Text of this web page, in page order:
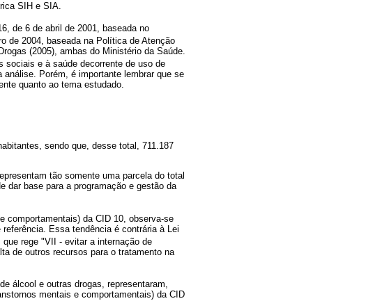
SIH e SIA.
de 6 de abril de 2001, baseada no
de 2004, baseada na Política de Atenção
(2005), ambas do Ministério da Saúde.
sociais e à saúde decorrente de uso de
Porém, é importante lembrar que se
quanto ao tema estudado.
sendo que, desse total, 711.187
tão somente uma parcela do total
dar base para a programação e gestão da
comportamentais) da CID 10, observa-se
Essa tendência é contrária à Lei
rege "VII - evitar a internação de
de outros recursos para o tratamento na
álcool e outras drogas, representaram,
mentais e comportamentais) da CID